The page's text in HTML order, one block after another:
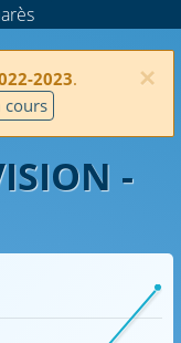
×
2023.
cours
-